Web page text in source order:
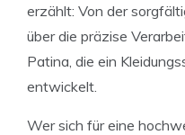
erzählt: Von der
über die präzise
Patina, die ein
entwickelt.
Wer sich für eine